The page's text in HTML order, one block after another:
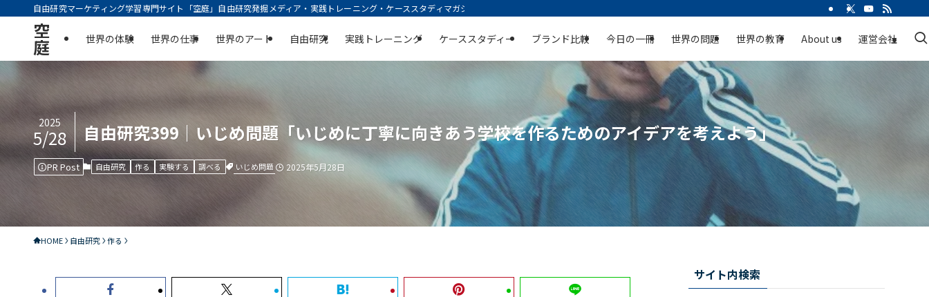
自由研究マーケティング学習専門サイト「空庭」自由研究発掘メディア・実践トレーニング・ケーススタディマガジン | 空庭
空
庭 世界の体験 世界の仕事 世界のアート 自由研究 実践トレーニング ケーススタディー ブランド比較 今日の一冊 世界の問題 世界の教育 About us 運営会社
自由研究399｜いじめ問題「いじめに丁寧に向きあう学校を作るためのアイデアを考えよう」
2025
5/28
PR Post 自由研究 作る 実験する 調べる いじめ問題 2025年5月28日
HOME 自由研究 作る
サイト内検索